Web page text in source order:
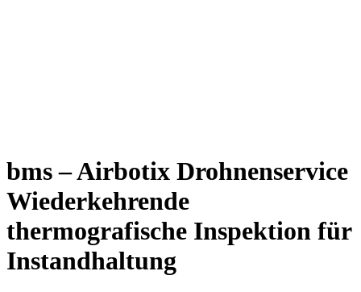
bms – Airbotix Drohnenservice
Wiederkehrende
thermografische Inspektion für
Instandhaltung